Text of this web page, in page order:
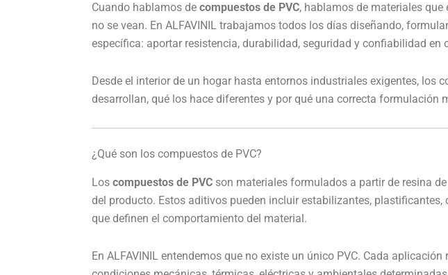
Cuando hablamos de compuestos de PVC, hablamos de materiales
no se vean. En ALFAVINIL trabajamos todos los días diseñando,
específica: aportar resistencia, durabilidad, seguridad y confiabilidad en
Desde el interior de un hogar hasta entornos industriales exigentes, los
desarrollan, qué los hace diferentes y por qué una correcta formulación
¿Qué son los compuestos de PVC?
Los compuestos de PVC son materiales formulados a partir de resina
del producto. Estos aditivos pueden incluir estabilizantes,
que definen el comportamiento del material.
En ALFAVINIL entendemos que no existe un único PVC. Cada